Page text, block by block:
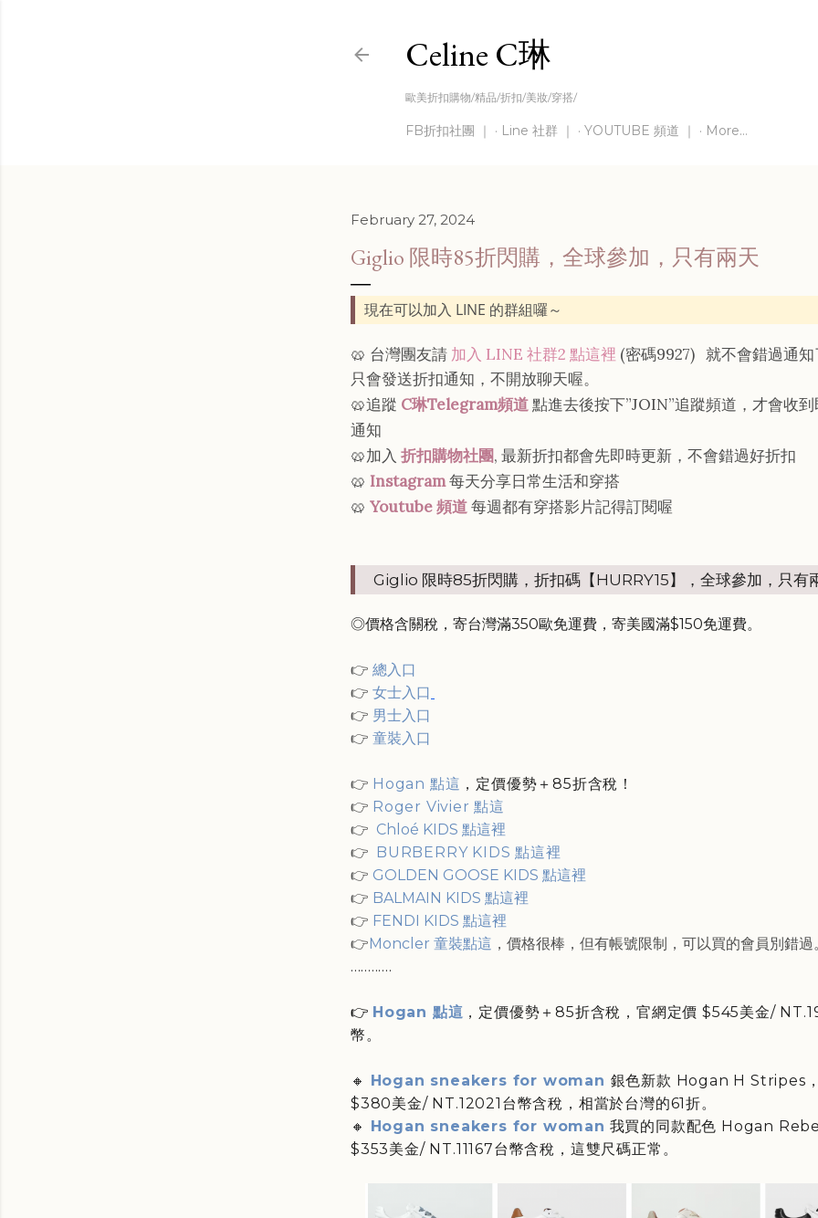
Celine C琳
歐美折扣購物/精品/折扣/美妝/穿搭/
FB折扣社團 ｜ Line 社群 ｜ YOUTUBE 頻道 ｜ More…
February 27, 2024
Giglio 限時85折閃購，全球參加，只有兩天
現在可以加入 LINE 的群組囉～
🥨 台灣團友請 加入 LINE 社群2 點這裡 (密碼9927) 就不會錯過通
只會發送折扣通知，不開放聊天喔。
🥨追蹤 C琳Telegram頻道點進去後按下”JOIN”追蹤頻道，才會收
通知
🥨加入 折扣購物社團, 最新折扣都會先即時更新，不會錯過好折扣
🥨 Instagram每天分享日常生活和穿搭
🥨 Youtube 頻道每週都有穿搭影片記得訂閱喔
Giglio 限時85折閃購，折扣碼【 HURRY15】，全球參加，只有
◎價格含關稅，寄台灣滿350歐免運費，寄美國滿$150免運費。
👉 總入口
👉 女士入口
👉 男士入口
👉 童裝入口
👉 Hogan 點這 ，定價優勢＋85折含稅！
👉 Roger Vivier 點這
👉 Chloé KIDS 點這裡
👉 BURBERRY KIDS 點這裡
👉 GOLDEN GOOSE KIDS 點這裡
👉 BALMAIN KIDS 點這裡
👉 FENDI KIDS 點這裡
👉Moncler 童裝點這 ，價格很棒，但有帳號限制，可以買的會員別錯過
............
👉 Hogan 點這 ，定價優勢＋85折含稅，官網定價 $545美金/
幣。
🔸 Hogan sneakers for woman 銀色新款 Hogan H Stripes
$380美金/ NT.12021台幣含稅，相當於台灣的61折。
🔸 Hogan sneakers for woman 我買的同款配色 Hogan
$353美金/ NT.11167台幣含稅，這雙尺碼正常。